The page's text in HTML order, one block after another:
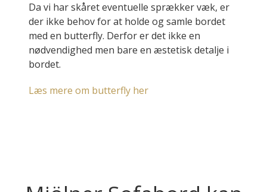
Da vi har skåret eventuelle sprækker væk, er
der ikke behov for at holde og samle bordet
med en butterfly. Derfor er det ikke en
nødvendighed men bare en æstetisk detalje i
bordet.
Læs mere om butterfly her